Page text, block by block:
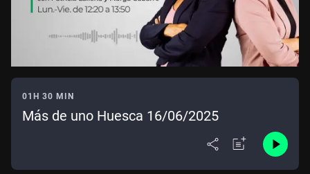
01H 30 MIN
Más de uno Huesca 16/06/2025